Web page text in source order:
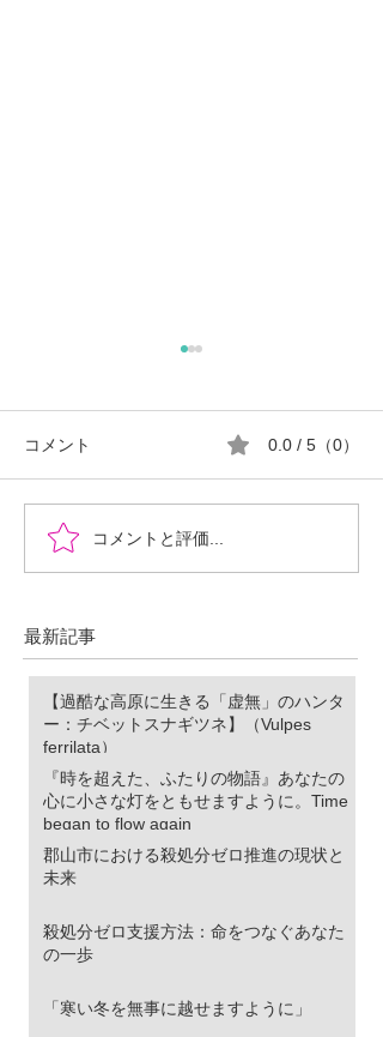
『時を超えた、ふたりの
物語』あなたの心に小さ
に。Time began to flow again
コメント 0.0 / 5（0）
コメントと評価...
最新記事
【過酷な高原に生きる「虚無」のハンタ
ー：チベットスナギツネ】（Vulpes
ferrilata）
『時を超えた、ふたりの物語』あなたの
心に小さな灯をともせますように。Time
began to flow again
郡山市における殺処分ゼロ推進の現状と
未来
殺処分ゼロ支援方法：命をつなぐあなた
の一歩
「寒い冬を無事に越せますように」